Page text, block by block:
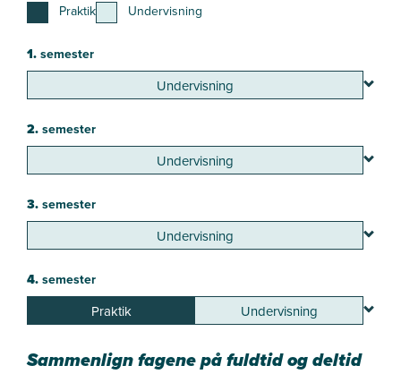
Praktik Undervisning
1. semester
Undervisning
2. semester
Undervisning
3. semester
Undervisning
4. semester
Praktik Undervisning
Sammenlign fagene på fuldtid og deltid